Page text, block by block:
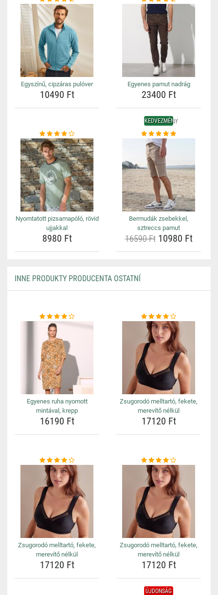
Egyszínű, cipzáras pulóver
10490 Ft
Egyenes pamut nadrág
23400 Ft
Nyomtatott pizsamapóló, rövid
ujjakkal
8980 Ft
KEDVEZMÉNY
Bermudák zsebekkel,
sztreccs pamut
16590 Ft10980 Ft
INNE PRODUKTY PRODUCENTA OSTATNÍ
Egyenes ruha nyomott
mintával, krepp
16190 Ft
Zsugorodó melltartó, fekete,
merevítő nélkül
17120 Ft
Zsugorodó melltartó, fekete,
merevítő nélkül
17120 Ft
Zsugorodó melltartó, fekete,
merevítő nélkül
17120 Ft
ÚJDONSÁG